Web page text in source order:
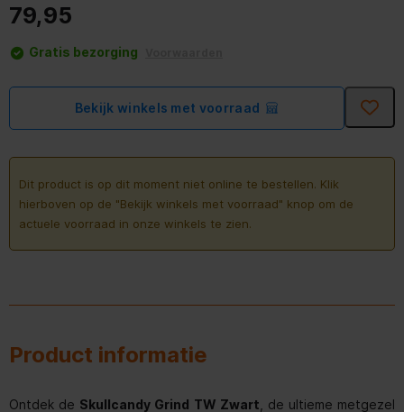
79,95
Gratis bezorging
Bekijk winkels met voorraad
Dit product is op dit moment niet online te bestellen. Klik
hierboven op de "Bekijk winkels met voorraad" knop om de
actuele voorraad in onze winkels te zien.
Product informatie
Ontdek de Skullcandy Grind TW Zwart , de ultieme metgezel